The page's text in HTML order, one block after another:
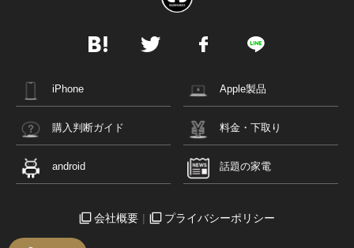
iPhone Apple製品
購入判断ガイド 料金・下取り
android 話題の家電
会社概要 プライバシーポリシー